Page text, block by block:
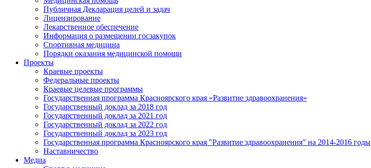
Публичная Декларация целей и задач
Лицензирование
Лекарственное обеспечение
Информация о размещении госзакупок
Спортивная медицина
Порядки оказания медицинской помощи
Проекты
Краевые проекты
Федеральные проекты
Краевые целевые программы
Государственная программа Красноярского края «Развитие здравоохранения»
Государственный доклад за 2018 год
Государственный доклад за 2021 год
Государственный доклад за 2022 год
Государственный доклад за 2023 год
Государственная программа Красноярского края "Развитие здравоохранения" на 2014-2016 годы
Наставничество
Медиа